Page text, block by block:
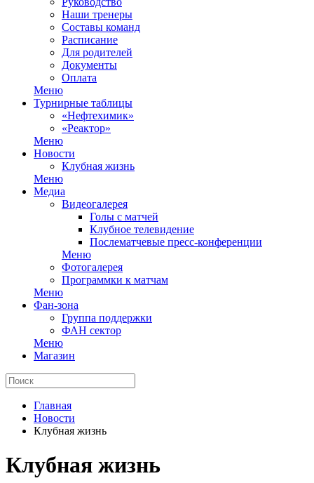
Наши тренеры
Составы команд
Расписание
Для родителей
Документы
Оплата
Меню
Турнирные таблицы
«Нефтехимик»
«Реактор»
Меню
Новости
Клубная жизнь
Меню
Медиа
Видеогалерея
Голы с матчей
Клубное телевидение
Послематчевые пресс-конференции
Меню
Фотогалерея
Программки к матчам
Меню
Фан-зона
Группа поддержки
ФАН сектор
Меню
Магазин
Главная
Новости
Клубная жизнь
Клубная жизнь